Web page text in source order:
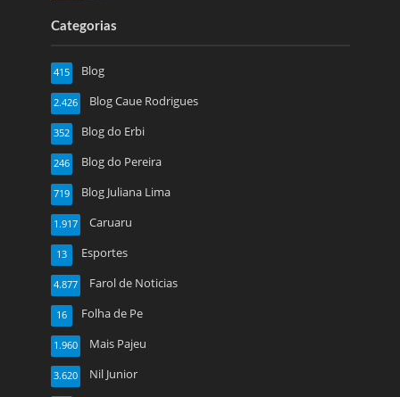
Categorias
Blog
415
Blog Caue Rodrigues
2.426
Blog do Erbi
352
Blog do Pereira
246
Blog Juliana Lima
719
Caruaru
1.917
Esportes
13
Farol de Noticias
4.877
Folha de Pe
16
Mais Pajeu
1.960
Nil Junior
3.620